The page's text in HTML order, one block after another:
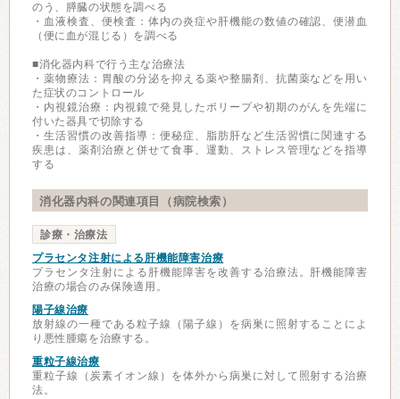
のう、膵臓の状態を調べる
・血液検査、便検査：体内の炎症や肝機能の数値の確認、便潜血
（便に血が混じる）を調べる
■消化器内科で行う主な治療法
・薬物療法：胃酸の分泌を抑える薬や整腸剤、抗菌薬などを用い
た症状のコントロール
・内視鏡治療：内視鏡で発見したポリープや初期のがんを先端に
付いた器具で切除する
・生活習慣の改善指導：便秘症、脂肪肝など生活習慣に関連する
疾患は、薬剤治療と併せて食事、運動、ストレス管理などを指導
する
消化器内科の関連項目（病院検索）
診療・治療法
プラセンタ注射による肝機能障害治療
プラセンタ注射による肝機能障害を改善する治療法。肝機能障害
治療の場合のみ保険適用。
陽子線治療
放射線の一種である粒子線（陽子線）を病巣に照射することによ
り悪性腫瘍を治療する。
重粒子線治療
重粒子線（炭素イオン線）を体外から病巣に対して照射する治療
法。